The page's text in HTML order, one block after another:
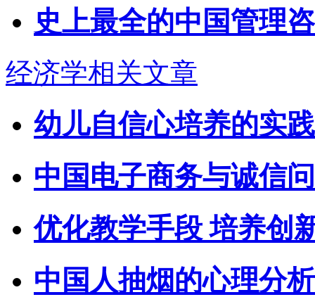
史上最全的中国管理
经济学相关文章
幼儿自信心培养的实
中国电子商务与诚信
优化教学手段 培养创
中国人抽烟的心理分